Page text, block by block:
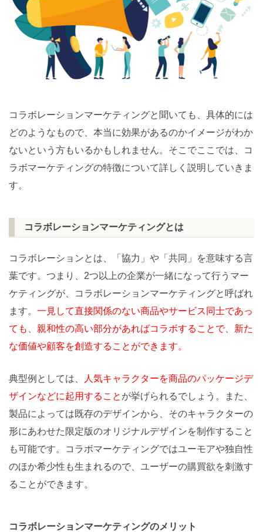
コラボレーションマーケティングと聞いても、具体的には
どのようなもので、本当に効果があるのかイメージがわか
ないという方もいるかもしれません。そこでここでは、コ
ラボマーケティングの特徴について詳しく説明していきま
す。
コラボレーションマーケティングとは
コラボレーションとは、「協力」や「共同」を意味する言
葉です。つまり、2つ以上の企業が一緒になって行うマー
ケティングが、コラボレーションマーケティングと呼ばれ
ます。 一見して直接関係のない商品やサービス同士であっ
ても、親和性の高い部分があればコラボすることで、新た
な価値や顧客を創造することができます。
典型例としては、
人気キャラクターを商品のパッケージデ
ザインなどに起用すること が挙げられるでしょう。また、
製品によっては既存のデザインから、そのキャラクターの
形にあわせた限定版のオリジナルデザインを制作すること
も可能です。コラボマーケティングではユーモアや独自性
のほか希少性も生まれるので、ユーザーの購買欲を刺激す
ることができます。
コラボレーションマーケティングのメリット